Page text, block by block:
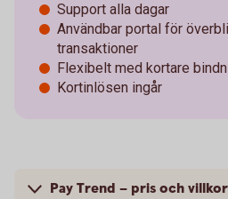
Support alla dagar
Användbar portal för
transaktioner
Flexibelt med kortare
Kortinlösen ingår
Pay Trend – pris och villkor